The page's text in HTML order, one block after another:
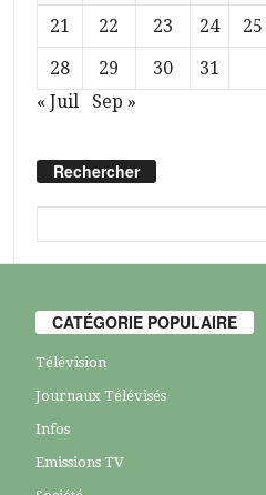
21
22 23 24 25
28
29 30
31
« Juil
Sep »
Rechercher
CATÉGORIE POPULAIRE
Télévision
Journaux Télévisés
Infos
Emissions TV